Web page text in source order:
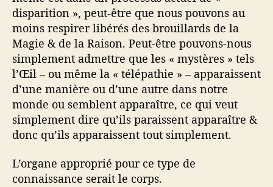
disparition », peut-être que nous pouvons au
moins respirer libérés des brouillards de la
Magie & de la Raison. Peut-être pouvons-nous
simplement admettre que les « mystères » tels
l’Œil – ou même la « télépathie » – apparaissent
d’une manière ou d’une autre dans notre
monde ou semblent apparaître, ce qui veut
simplement dire qu’ils paraissent apparaître &
donc qu’ils apparaissent tout simplement.
L’organe approprié pour ce type de
connaissance serait le corps.